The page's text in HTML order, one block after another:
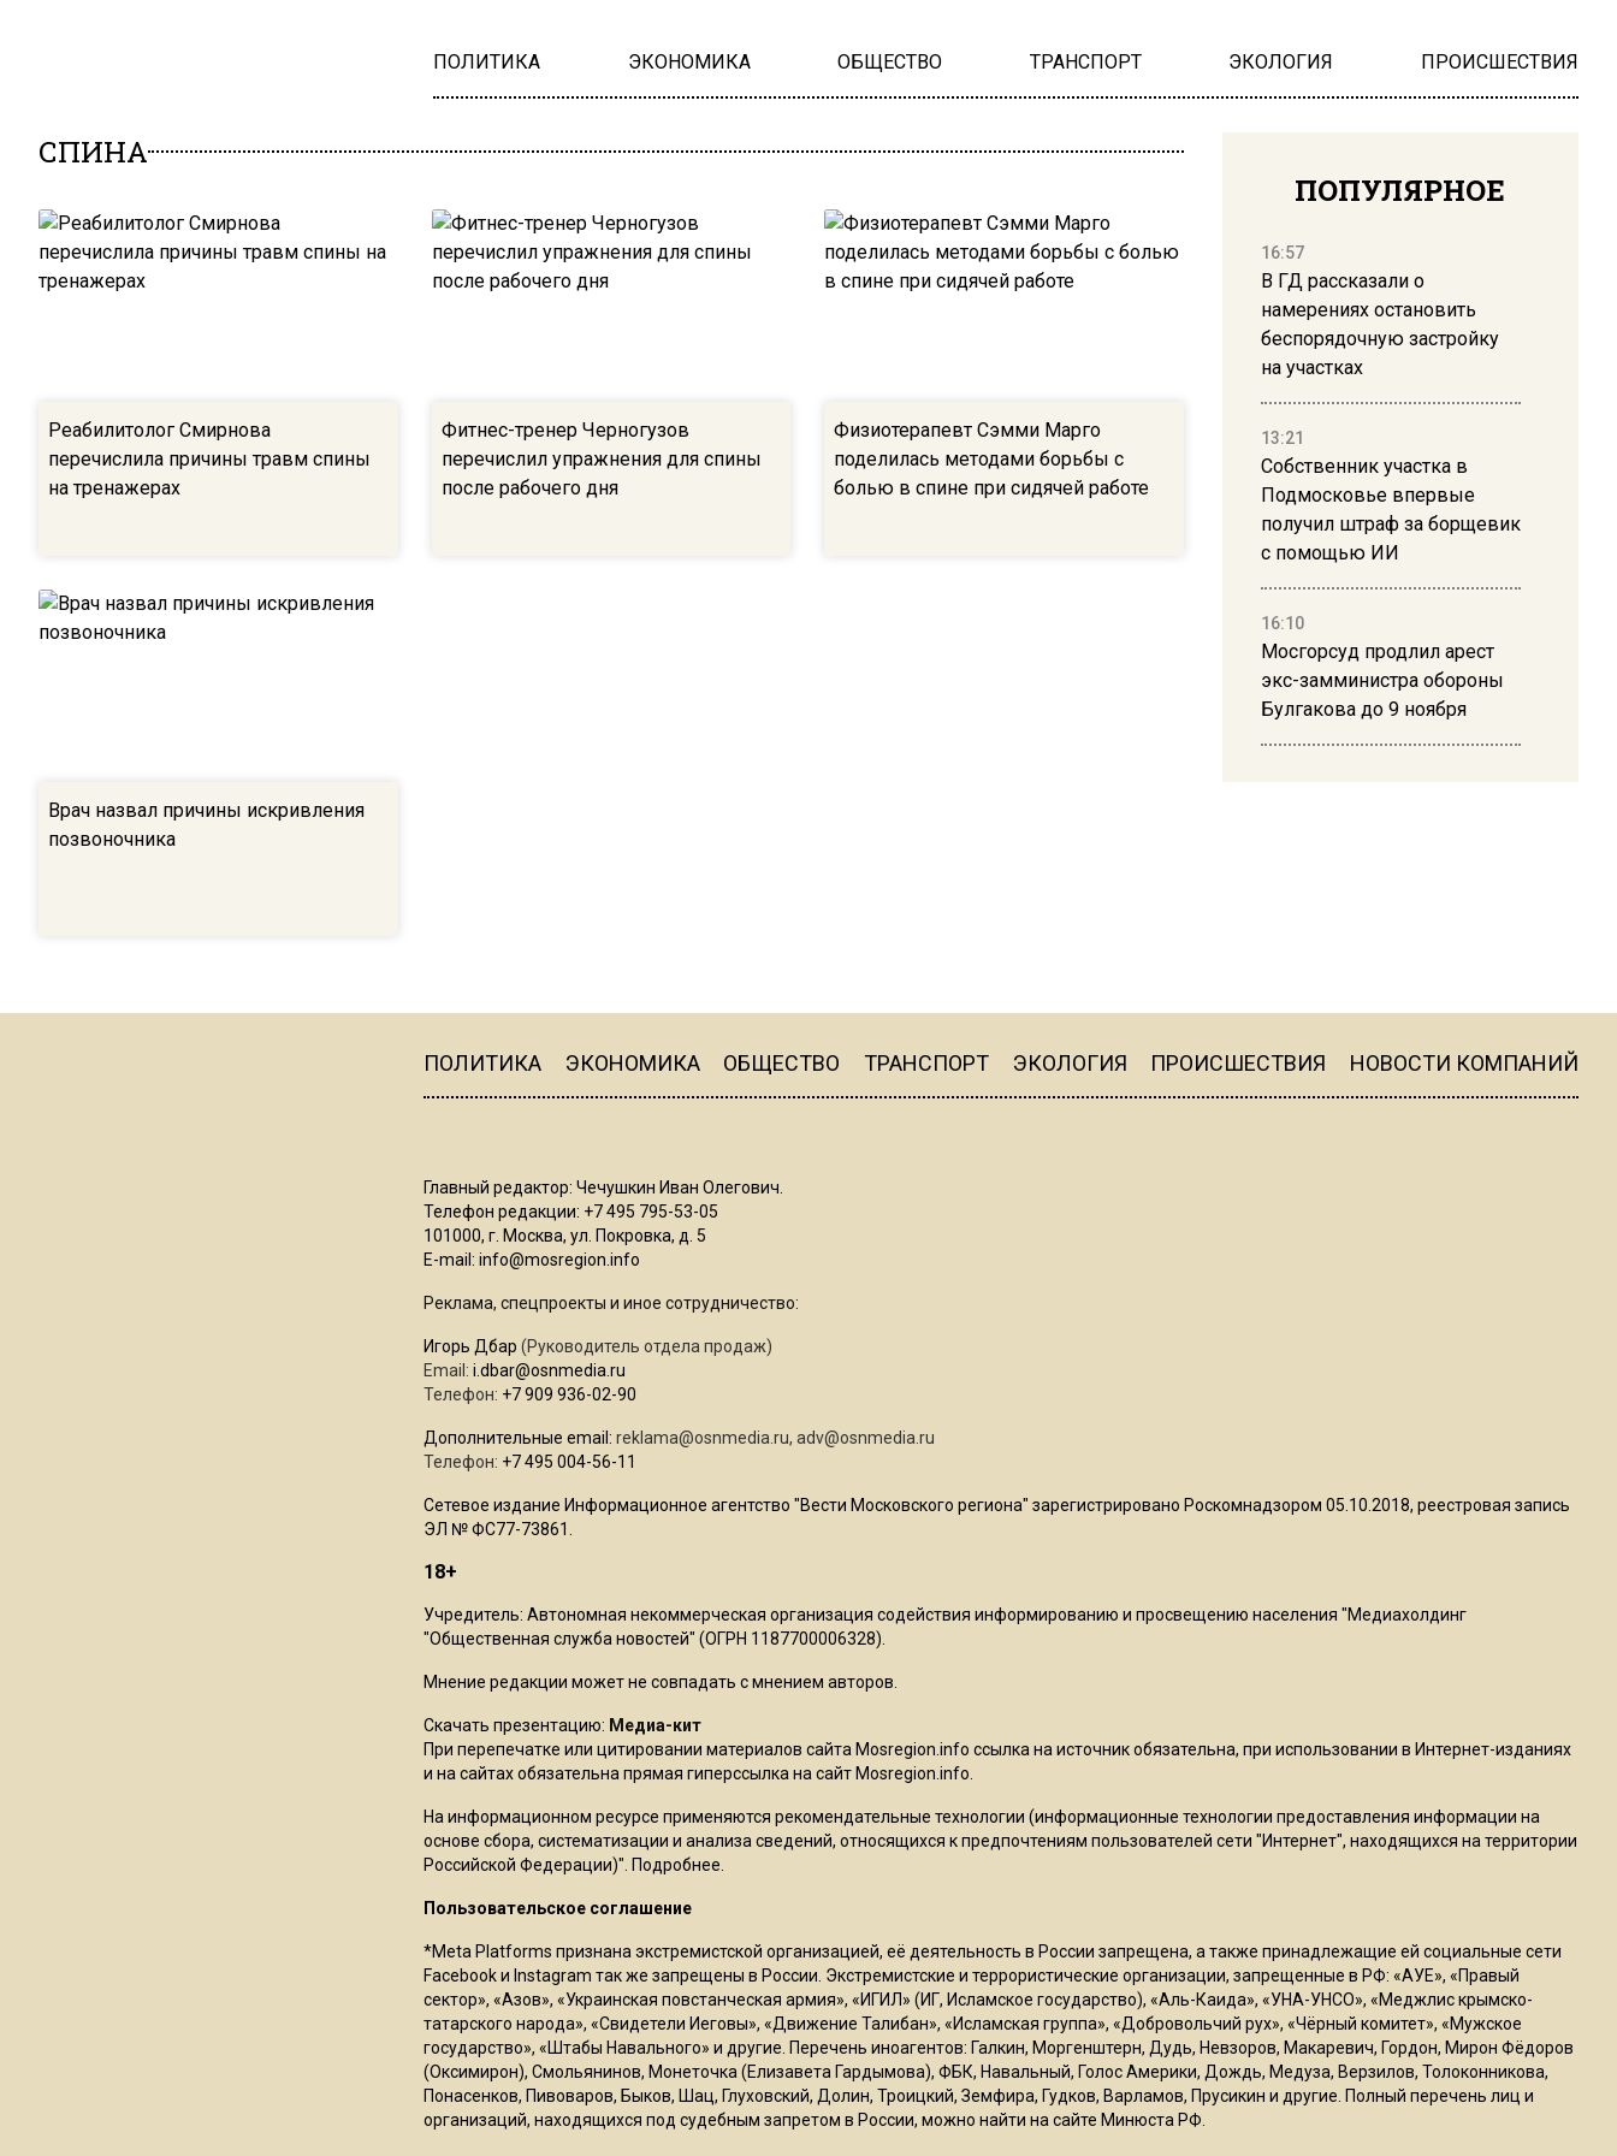
ПОЛИТИКА ЭКОНОМИКА ОБЩЕСТВО ТРАНСПОРТ ЭКОЛОГИЯ ПРОИСШЕСТВИЯ
СПИНА
Реабилитолог Смирнова
перечислила причины травм спины
на тренажерах
Фитнес-тренер Черногузов
перечислил упражнения для спины
после рабочего дня
Физиотерапевт Сэмми Марго
поделилась методами борьбы с
болью в спине при сидячей работе
Врач назвал причины искривления
позвоночника
ПОПУЛЯРНОЕ
16:57
В ГД рассказали о
намерениях остановить
беспорядочную застройку
на участках
13:21
Собственник участка в
Подмосковье впервые
получил штраф за борщевик
с помощью ИИ
16:10
Мосгорсуд продлил арест
экс-замминистра обороны
Булгакова до 9 ноября
В Москве 2 августа
ограничат движение на
пиццы валяются на полу
причину банкротства
13:27
20:56
Сотрудники хлебозавода в
Балашихе массово
увольняются из-за жары в
ПОЛИТИКА ЭКОНОМИКА ОБЩЕСТВО ТРАНСПОРТ ЭКОЛОГИЯ ПРОИСШЕСТВИЯ НОВОСТИ КОМПАНИЙ
Главный редактор: Чечушкин Иван Олегович.
Телефон редакции: +7 495 795-53-05
101000, г. Москва, ул. Покровка, д. 5
E-mail: info@mosregion.info
Реклама, спецпроекты и иное сотрудничество:
Игорь Дбар (Руководитель отдела продаж)
Email: i.dbar@osnmedia.ru
Телефон: +7 909 936-02-90
Дополнительные email: reklama@osnmedia.ru, adv@osnmedia.ru
Телефон: +7 495 004-56-11
Сетевое издание Информационное агентство "Вести Московского региона" зарегистрировано Роскомнадзором 05.10.2018, реестровая запись
ЭЛ № ФС77-73861.
18+
Учредитель: Автономная некоммерческая организация содействия информированию и просвещению населения "Медиахолдинг
"Общественная служба новостей" (ОГРН 1187700006328).
Мнение редакции может не совпадать с мнением авторов.
Скачать презентацию: Медиа-кит
При перепечатке или цитировании материалов сайта Mosregion.info ссылка на источник обязательна, при использовании в Интернет-изданиях
и на сайтах обязательна прямая гиперссылка на сайт Mosregion.info.
На информационном ресурсе применяются рекомендательные технологии (информационные технологии предоставления информации на
основе сбора, систематизации и анализа сведений, относящихся к предпочтениям пользователей сети "Интернет", находящихся на территории
Российской Федерации)". Подробнее
Пользовательское соглашение
*Meta Platforms признана экстремистской организацией, её деятельность в России запрещена, а также принадлежащие ей социальные сети
Facebook и Instagram так же запрещены в России. Экстремистские и террористические организации, запрещенные в РФ: «АУЕ», «Правый
сектор», «Азов», «Украинская повстанческая армия», «ИГИЛ» (ИГ, Исламское государство), «Аль-Каида», «УНА-УНСО», «Меджлис крымско-
татарского народа», «Свидетели Иеговы», «Движение Талибан», «Исламская группа», «Добровольчий рух», «Чёрный комитет», «Мужское
государство», «Штабы Навального» и другие. Перечень иноагентов: Галкин, Моргенштерн, Дудь, Невзоров, Макаревич, Гордон, Мирон Фёдоров
(Оксимирон), Смольянинов, Монеточка (Елизавета Гардымова), ФБК, Навальный, Голос Америки, Дождь, Медуза, Верзилов, Толоконникова,
Понасенков, Пивоваров, Быков, Шац, Глуховский, Долин, Троицкий, Земфира, Гудков, Варламов, Прусикин и другие. Полный перечень лиц и
организаций, находящихся под судебным запретом в России, можно найти на сайте Минюста РФ.